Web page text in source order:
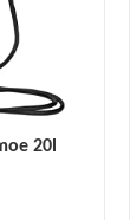
20l